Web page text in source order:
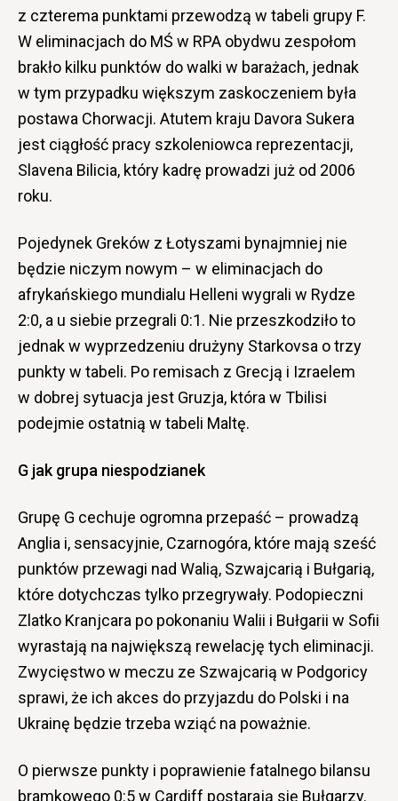
z czterema punktami przewodzą w tabeli grupy F.
W eliminacjach do MŚ w RPA obydwu zespołom
brakło kilku punktów do walki w barażach, jednak
w tym przypadku większym zaskoczeniem była
postawa Chorwacji. Atutem kraju Davora Sukera
jest ciągłość pracy szkoleniowca reprezentacji,
Slavena Bilicia, który kadrę prowadzi już od 2006
roku.
Pojedynek Greków z Łotyszami bynajmniej nie
będzie niczym nowym – w eliminacjach do
afrykańskiego mundialu Helleni wygrali w Rydze
2:0, a u siebie przegrali 0:1. Nie przeszkodziło to
jednak w wyprzedzeniu drużyny Starkovsa o trzy
punkty w tabeli. Po remisach z Grecją i Izraelem
w dobrej sytuacja jest Gruzja, która w Tbilisi
podejmie ostatnią w tabeli Maltę.
G jak grupa niespodzianek
Grupę G cechuje ogromna przepaść – prowadzą
Anglia i, sensacyjnie, Czarnogóra, które mają sześć
punktów przewagi nad Walią, Szwajcarią i Bułgarią,
które dotychczas tylko przegrywały. Podopieczni
Zlatko Kranjcara po pokonaniu Walii i Bułgarii w Sofii
wyrastają na największą rewelację tych eliminacji.
Zwycięstwo w meczu ze Szwajcarią w Podgoricy
sprawi, że ich akces do przyjazdu do Polski i na
Ukrainę będzie trzeba wziąć na poważnie.
O pierwsze punkty i poprawienie fatalnego bilansu
bramkowego 0:5 w Cardiff postarają się Bułgarzy.